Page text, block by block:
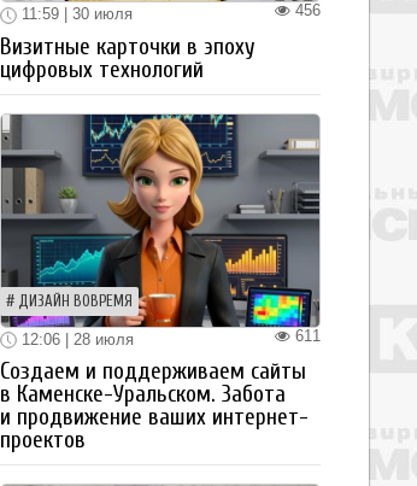
456
11:59 | 30 июля
Визитные карточки в эпоху
цифровых технологий
ДИЗАЙН ВОВРЕМЯ
611
12:06 | 28 июля
Создаем и поддерживаем сайты
в Каменске-Уральском. Забота
и продвижение ваших интернет-
проектов